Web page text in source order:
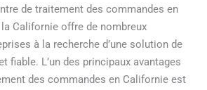
de traitement des commandes en
Californie offre de nombreux
à la recherche d’une solution de
fiable. L’un des principaux avantages
des commandes en Californie est